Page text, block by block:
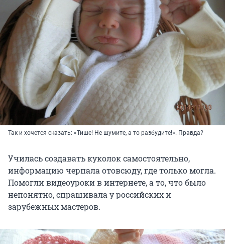
Так и хочется сказать: «Тише! Не шумите, а то разбудите!». Правда?
Училась создавать куколок самостоятельно,
информацию черпала отовсюду, где только могла.
Помогли видеоуроки в интернете, а то, что было
непонятно, спрашивала у российских и
зарубежных мастеров.